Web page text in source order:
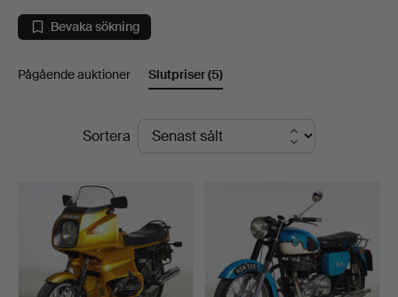
Stockholms
Auktionsverk
Bevaka sökning
Pågående auktioner Slutpriser(5)
SlutpriserSortera